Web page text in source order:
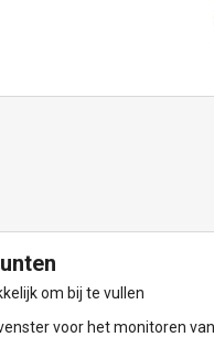
om bij te vullen
voor het monitoren